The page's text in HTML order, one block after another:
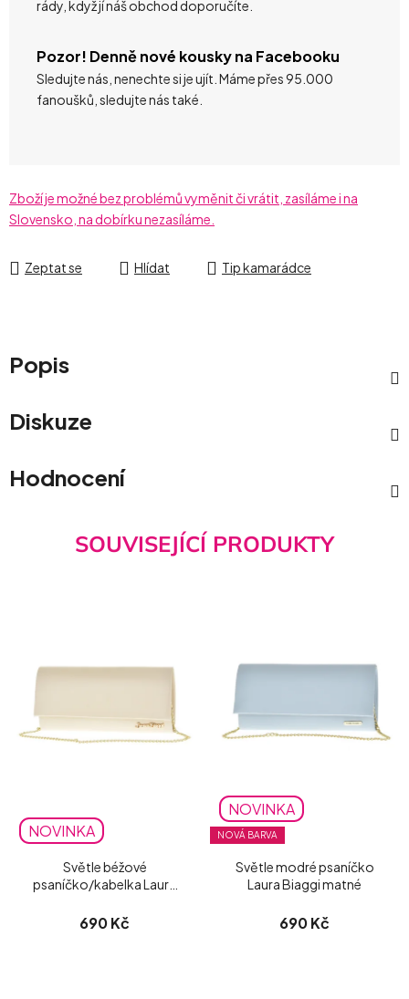
rády, když jí náš obchod doporučíte.
Pozor! Denně nové kousky na Facebooku
Sledujte nás, nenechte si je ujít. Máme přes 95.000
fanoušků, sledujte nás také.
Zboží je možné bez problémů vyměnit či vrátit, zasíláme i na
Slovensko, na dobírku nezasíláme.
Zeptat se Hlídat Tip kamarádce
Popis
Diskuze
Hodnocení
SOUVISEJÍCÍ PRODUKTY
NOVINKA
Světle béžové
psaníčko/kabelka Laura
690 Kč
NOVINKA
NOVÁ BARVA
Světle modré psaníčko
Laura Biaggi matné
690 Kč